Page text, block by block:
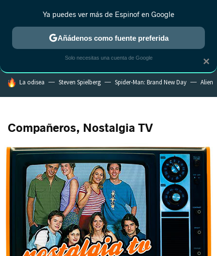
ESTRENOS REALITY ANIME RANKINGS CINE
HOY SE HABLA DE
La odisea Steven Spielberg Spider-Man: Brand New Day Alien
Compañeros, Nostalgia TV
×
Ya puedes ver más de Espinof en Google
Añádenos como fuente preferida
Solo necesitas una cuenta de Google